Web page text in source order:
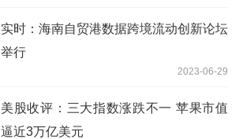
实时：海南自贸港数据跨境流动创新论坛
举行
2023-06-29
美股收评：三大指数涨跌不一 苹果市值
逼近3万亿美元